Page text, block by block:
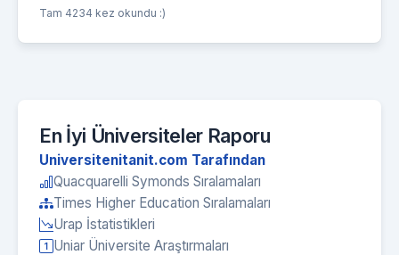
Tam 4234 kez okundu :)
En İyi Üniversiteler Raporu
Universitenitanit.com Tarafından
Quacquarelli Symonds Sıralamaları
Times Higher Education Sıralamaları
Urap İstatistikleri
Uniar Üniversite Araştırmaları